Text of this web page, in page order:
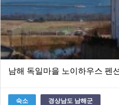
남해 독일마을 노이하우스 펜션
숙소 경상남도 남해군